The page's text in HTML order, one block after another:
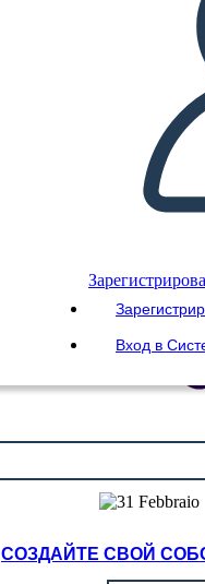
Вход в
СОЗДАЙТЕ СВОЙ